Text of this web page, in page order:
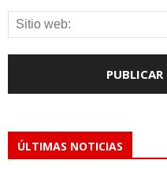
ÚLTIMAS NOTICIAS